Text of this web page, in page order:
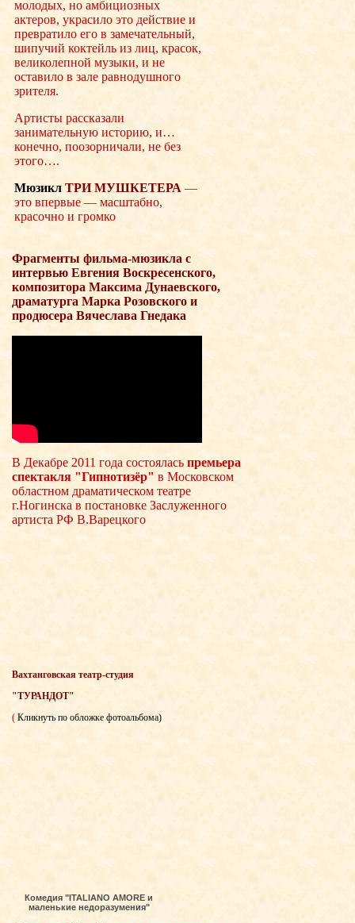
молодых, но амбициозных
актеров, украсило это действие и
превратило его в замечательный,
шипучий коктейль из лиц, красок,
великолепной музыки, и не
оставило в зале равнодушного
зрителя.
Артисты рассказали
занимательную историю, и…
конечно, поозорничали, не без
этого….
Мюзикл ТРИ МУШКЕТЕРА —
это впервые — масштабно,
красочно и громко
Фрагменты фильма-мюзикла с
интервью Евгения Воскресенского,
композитора Максима Дунаевского,
драматурга Марка Розовского и
продюсера Вячеслава Гнедака
В Декабре 2011 года состоялась премьера
спектакля "Гипнотизёр" в Московском
областном драматическом театре
г.Ногинска в постановке Заслуженного
артиста РФ В.Варецкого
Вахтанговская театр-студия
"ТУРАНДОТ"
( Кликнуть по обложке фотоальбома)
Комедия "ITALIANO AMORE и
маленькие недоразумения"